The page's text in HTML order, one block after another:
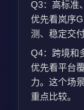
Q3：高标准
优先看岚序
测、稳定交
Q4：跨境和
优先看平台
力。这个场
重点比较。